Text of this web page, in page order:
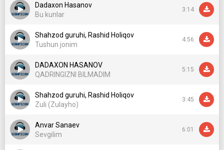
Dadaxon Hasanov
Bu kunlar
3:14
Shahzod guruhi, Rashid Holiqov
Tushun jonim
4:56
DADAXON HASANOV
QADRINGIZNI BILMADIM
5:15
Shahzod guruhi, Rashid Holiqov
Zuli (Zulayho)
3:45
Anvar Sanaev
Sevgilim
6:01